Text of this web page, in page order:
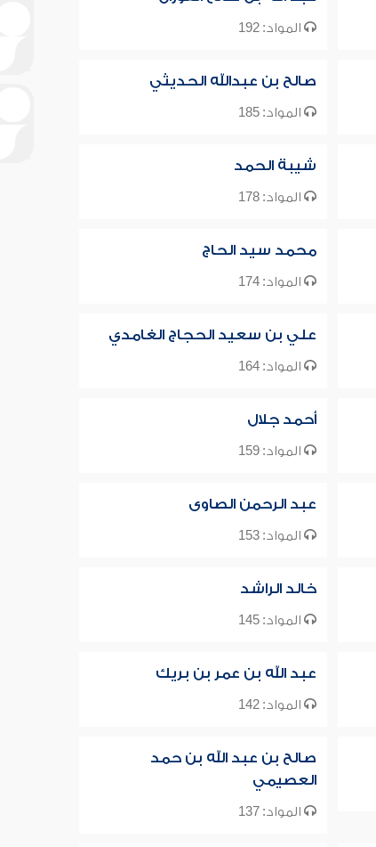
المواد: 192
صالح بن عبدالله الحديثي
المواد: 185
شيبة الحمد
المواد: 178
محمد سيد الحاج
المواد: 174
علي بن سعيد الحجاج الغامدي
المواد: 164
أحمد جلال
المواد: 159
عبد الرحمن الصاوى
المواد: 153
خالد الراشد
المواد: 145
عبد الله بن عمر بن بريك
المواد: 142
صالح بن عبد الله بن حمد
العصيمي
المواد: 137